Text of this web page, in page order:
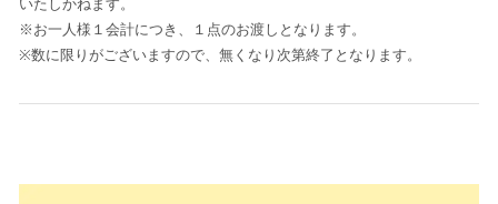
いたしかねます。
※お一人様１会計につき、１点のお渡しとなります。
※数に限りがございますので、無くなり次第終了となります。